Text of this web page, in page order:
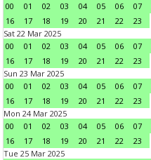
00
01 02 03 04 05 06 07
16
17 18 19 20 21 22
23
Sat 22 Mar 2025
00
01 02 03 04 05 06 07
16
17 18 19 20 21 22
23
Sun 23 Mar 2025
00
01 02 03 04 05 06 07
16
17 18 19 20 21 22
23
Mon 24 Mar 2025
00
01 02 03 04 05 06 07
16
17 18 19 20 21 22
23
Tue 25 Mar 2025